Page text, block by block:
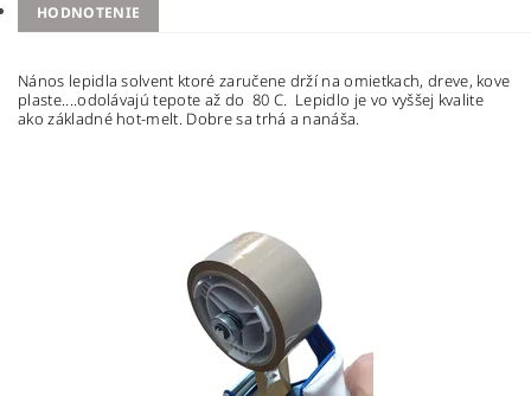
HODNOTENIE
Nános lepidla solvent ktoré zaručene drží na omietkach, dreve, kove
plaste....odolávajú tepote až do 80 C. Lepidlo je vo vyššej kvalite
ako základné hot-melt. Dobre sa trhá a nanáša.